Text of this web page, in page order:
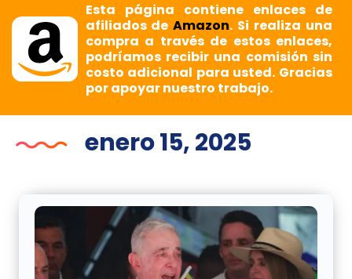
Esta página contiene enlaces de
afiliados deAmazon. Si realiza una
compra a través de estos enlaces,
podríamos recibir una comisión sin
costo adicional para usted. Gracias
por apoyar nuestro trabajo.
enero 15, 2025